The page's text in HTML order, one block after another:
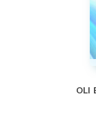
OLI